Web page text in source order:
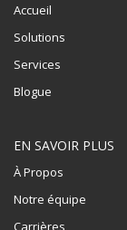
Accueil
Solutions
Services
Blogue
EN SAVOIR PLUS
À Propos
Notre équipe
Carrières